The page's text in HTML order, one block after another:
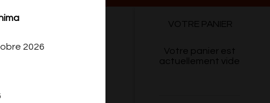
2026
VOTRE PANIER
Votre panier est
actuellement vide